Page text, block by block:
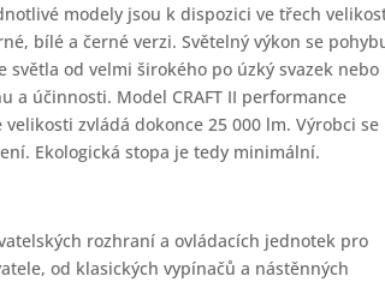
modely jsou k dispozici ve třech
bílé a černé verzi. Světelný výkon se
od velmi širokého po úzký svazek nebo
a účinnosti. Model CRAFT II performance
zvládá dokonce 25 000 lm. Výrobci se
Ekologická stopa je tedy minimální.
rozhraní a ovládacích jednotek pro
od klasických vypínačů a nástěnných